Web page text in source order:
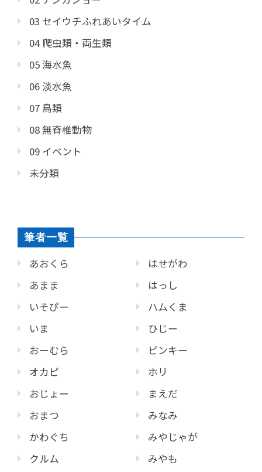
03 セイウチふれあいタイム
04 爬虫類・両生類
05 海水魚
06 淡水魚
07 鳥類
08 無脊椎動物
09 イベント
未分類
筆者一覧
あおくら
あまま
いそぴー
いま
おーむら
オカピ
おじょー
おまつ
かわぐち
クルム
はせがわ
はっし
ハムくま
ひじー
ピンキー
ホリ
まえだ
みなみ
みやじゃが
みやも